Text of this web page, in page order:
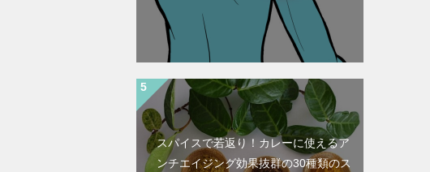
スパイスで若返り！カレーに使えるア
ンチエイジング効果抜群の30種類のス